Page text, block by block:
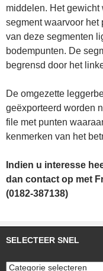
middelen. Het gewicht
segment waarvoor het
van deze segmenten
bodempunten. De
begrensd door het
De omgezette
geëxporteerd worden
file met punten
kenmerken van het
Indien u interesse
dan contact op met
(0182-387138)
SELECTEER SNEL
Selecteer